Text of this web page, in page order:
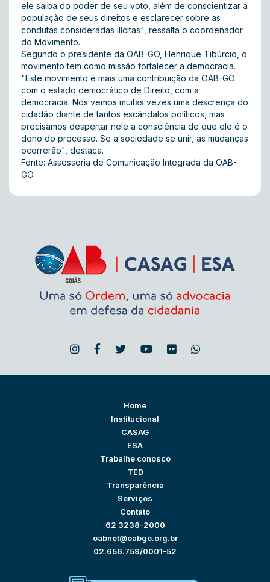
ele saiba do poder de seu voto, além de conscientizar a
população de seus direitos e esclarecer sobre as
condutas consideradas ilícitas", ressalta o coordenador
do Movimento.
Segundo o presidente da OAB-GO, Henrique Tibúrcio, o
movimento tem como missão fortalecer a democracia.
"Este movimento é mais uma contribuição da OAB-GO
com o estado democrático de Direito, com a
democracia. Nós vemos muitas vezes uma descrença do
cidadão diante de tantos escândalos políticos, mas
precisamos despertar nele a consciência de que ele é o
dono do processo. Se a sociedade se unir, as mudanças
ocorrerão", destaca.
Fonte: Assessoria de Comunicação Integrada da OAB-
GO
Home
Institucional
CASAG
ESA
Trabalhe conosco
TED
Transparência
Serviços
Contato
62 3238-2000
oabnet@oabgo.org.br
02.656.759/0001-52